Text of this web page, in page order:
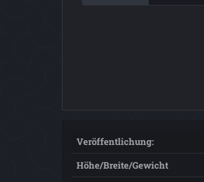
Veröffentlichung:
Höhe/Breite/Gewicht